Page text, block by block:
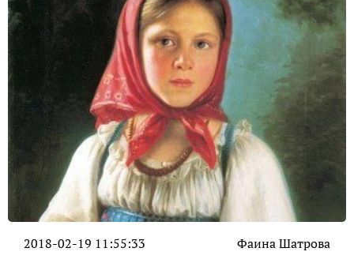
2018-02-19 11:55:33 Фаина Шатрова